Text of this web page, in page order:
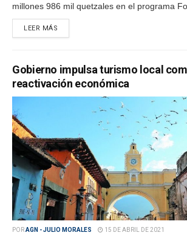
millones 986 mil quetzales en el programa
LEER MÁS
Gobierno impulsa turismo local
reactivación económica
PORAGN - JULIO MORALES 15 DE ABRIL DE 2021